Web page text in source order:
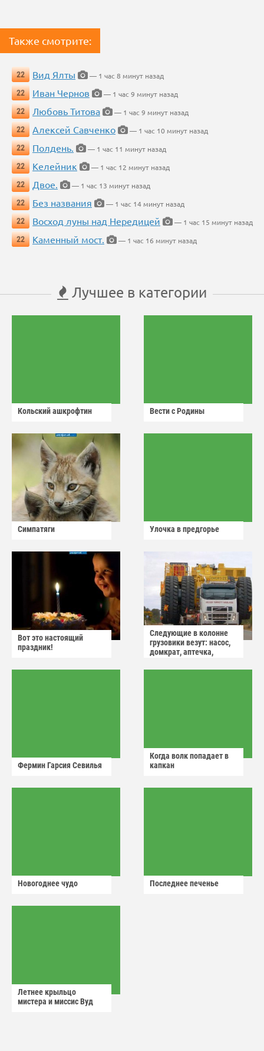
Также смотрите:
22 Вид Ялты
— 1 час 8 минут назад
22
Иван Чернов
— 1 час 9 минут назад
22
Любовь Титова
— 1 час 9 минут назад
22
Алексей Савченко
— 1 час 10 минут назад
22
Полдень.
— 1 час 11 минут назад
22
Келейник
— 1 час 12 минут назад
22
Двое.
— 1 час 13 минут назад
22
Без названия
— 1 час 14 минут назад
22
Восход луны над Нередицей
— 1 час 15 минут назад
22
Каменный мост. — 1 час 16 минут назад
Лучшее в категории
Кольский ашкрофтин Вести с Родины
Симпатяги Улочка в предгорье
Вот это настоящий
праздник!
Следующие в колонне
грузовики везут: насос,
домкрат, аптечка,
Фермин Гарсия Севилья
Когда волк попадает в
капкан
Новогоднее чудо Последнее печенье
Летнее крыльцо
мистера и миссис Вуд